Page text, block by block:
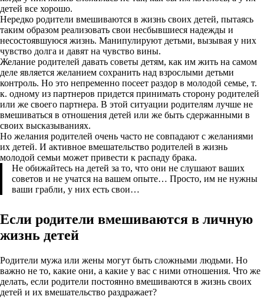
детей все хорошо.
Нередко родители вмешиваются в жизнь своих детей, пытаясь
таким образом реализовать свои несбывшиеся надежды и
несостоявшуюся жизнь. Манипулируют детьми, вызывая у них
чувство долга и давят на чувство вины.
Желание родителей давать советы детям, как им жить на самом
деле является желанием сохранить над взрослыми детьми
контроль. Но это непременно посеет раздор в молодой семье, т.
к. одному из партнеров придется принимать сторону родителей
или же своего партнера. В этой ситуации родителям лучше не
вмешиваться в отношения детей или же быть сдержанными в
своих высказываниях.
Но желания родителей очень часто не совпадают с желаниями
их детей. И активное вмешательство родителей в жизнь
молодой семьи может привести к распаду брака.
Не обижайтесь на детей за то, что они не слушают ваших
советов и не учатся на вашем опыте… Просто, им не нужны
ваши грабли, у них есть свои…
Если родители вмешиваются в личную
жизнь детей
Родители мужа или жены могут быть сложными людьми. Но
важно не то, какие они, а какие у вас с ними отношения. Что же
делать, если родители постоянно вмешиваются в жизнь своих
детей и их вмешательство раздражает?